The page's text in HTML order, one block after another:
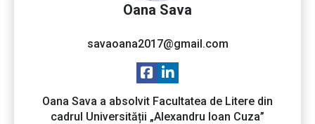
Oana Sava
savaoana2017@gmail.com
Oana Sava a absolvit Facultatea de Litere din
cadrul Universității „Alexandru Ioan Cuza”